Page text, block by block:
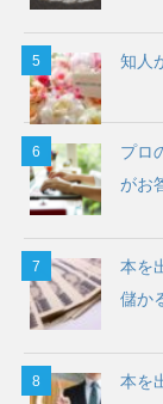
知人
プロ
がお
本を
儲か
本を